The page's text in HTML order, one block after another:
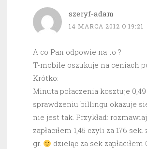
szeryf-adam
14 MARCA 2012 O 19:21
A co Pan odpowie na to ?
T-mobile oszukuje na ceniach
Krótko:
Minuta połaczenia kosztuje 0,49
sprawdzeniu billingu okazuje
nie jest tak. Przykład:
zapłaciłem 1,45 czyli za 176 sek.
gr.
dzieląc za sek zapłaciłem